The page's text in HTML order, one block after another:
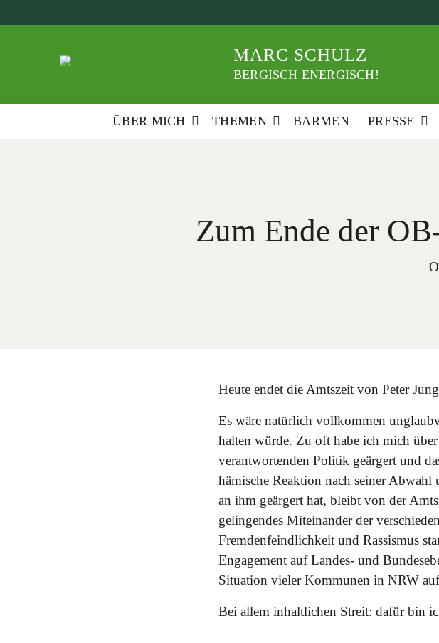
zum
MARC SCHULZ
BERGISCH ENERGISCH!
ÜBER MICH THEMEN BARMEN PRESSE
Zum Ende der
Heute endet die Amtszeit von Peter
Es wäre natürlich vollkommen
halten würde. Zu oft habe ich mich
verantwortenden Politik geärgert und
hämische Reaktion nach seiner Abwahl
an ihm geärgert hat, bleibt von der
gelingendes Miteinander der
Fremdenfeindlichkeit und Rassismus
Engagement auf Landes- und
Situation vieler Kommunen in NRW
Bei allem inhaltlichen Streit: dafür bin